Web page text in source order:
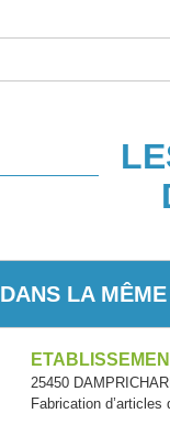
DANS LA
25450
Fabrication